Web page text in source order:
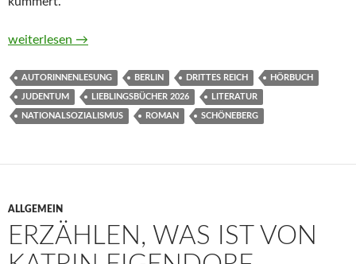
Stunden wie Tage von Shelly Kupferberg (Buch und Hörbuch)
weiterlesen →
AUTORINNENLESUNG BERLIN DRITTES REICH HÖRBUCH
JUDENTUM LIEBLINGSBÜCHER 2026 LITERATUR
NATIONALSOZIALISMUS ROMAN SCHÖNEBERG
ALLGEMEIN
ERZÄHLEN, WAS IST VON